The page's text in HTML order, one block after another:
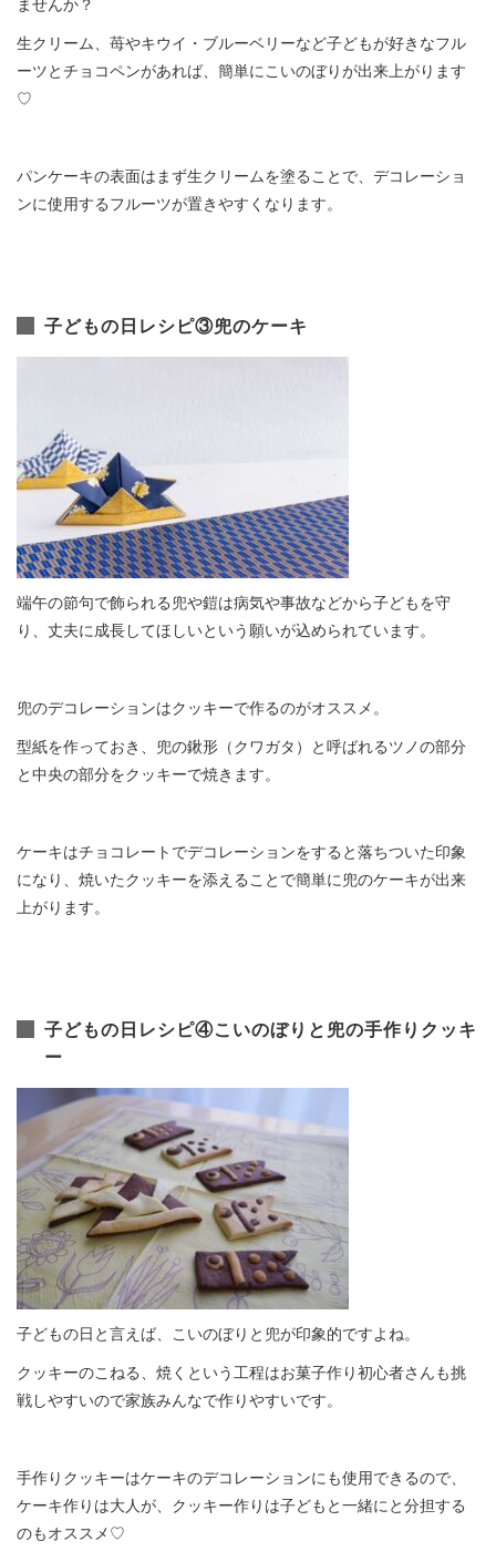
ませんか？
生クリーム、苺やキウイ・ブルーベリーなど子どもが好きなフル
ーツとチョコペンがあれば、簡単にこいのぼりが出来上がります
♡
パンケーキの表面はまず生クリームを塗ることで、デコレーショ
ンに使用するフルーツが置きやすくなります。
子どもの日レシピ③兜のケーキ
端午の節句で飾られる兜や鎧は病気や事故などから子どもを守
り、丈夫に成長してほしいという願いが込められています。
兜のデコレーションはクッキーで作るのがオススメ。
型紙を作っておき、兜の鍬形（クワガタ）と呼ばれるツノの部分
と中央の部分をクッキーで焼きます。
ケーキはチョコレートでデコレーションをすると落ちついた印象
になり、焼いたクッキーを添えることで簡単に兜のケーキが出来
上がります。
子どもの日レシピ④こいのぼりと兜の手作りクッキ
ー
子どもの日と言えば、こいのぼりと兜が印象的ですよね。
クッキーのこねる、焼くという工程はお菓子作り初心者さんも挑
戦しやすいので家族みんなで作りやすいです。
手作りクッキーはケーキのデコレーションにも使用できるので、
ケーキ作りは大人が、クッキー作りは子どもと一緒にと分担する
のもオススメ♡